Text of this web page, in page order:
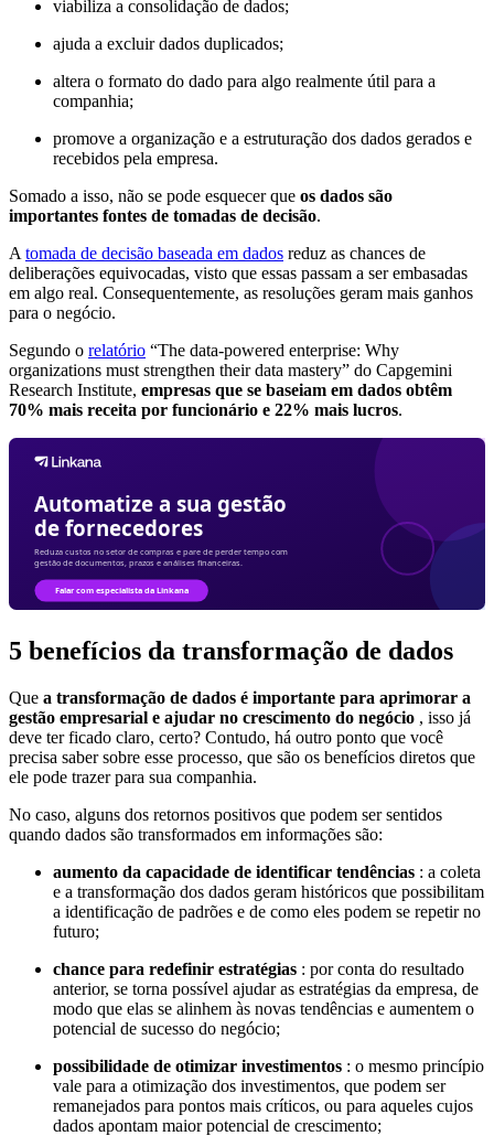
viabiliza a consolidação de dados;
ajuda a excluir dados duplicados;
altera o formato do dado para algo realmente útil para a
companhia;
promove a organização e a estruturação dos dados gerados e
recebidos pela empresa.
Somado a isso, não se pode esquecer que os dados são
importantes fontes de tomadas de decisão.
A tomada de decisão baseada em dados reduz as chances de
deliberações equivocadas, visto que essas passam a ser embasadas
em algo real. Consequentemente, as resoluções geram mais ganhos
para o negócio.
Segundo o relatório “The data-powered enterprise: Why
organizations must strengthen their data mastery” do Capgemini
Research Institute, empresas que se baseiam em dados obtêm
70% mais receita por funcionário e 22% mais lucros.
5 benefícios da transformação de dados
Que a transformação de dados é importante para aprimorar a
gestão empresarial e ajudar no crescimento do negócio , isso já
deve ter ficado claro, certo? Contudo, há outro ponto que você
precisa saber sobre esse processo, que são os benefícios diretos que
ele pode trazer para sua companhia.
No caso, alguns dos retornos positivos que podem ser sentidos
quando dados são transformados em informações são:
aumento da capacidade de identificar tendências : a coleta
e a transformação dos dados geram históricos que possibilitam
a identificação de padrões e de como eles podem se repetir no
futuro;
chance para redefinir estratégias : por conta do resultado
anterior, se torna possível ajudar as estratégias da empresa, de
modo que elas se alinhem às novas tendências e aumentem o
potencial de sucesso do negócio;
possibilidade de otimizar investimentos : o mesmo princípio
vale para a otimização dos investimentos, que podem ser
remanejados para pontos mais críticos, ou para aqueles cujos
dados apontam maior potencial de crescimento;